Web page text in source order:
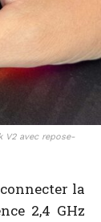
V2 avec repose-
la
2,4 GHz